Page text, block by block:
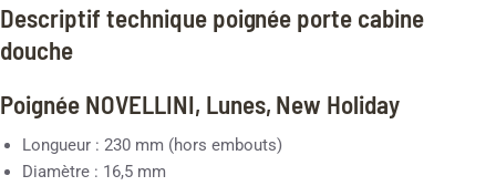
Descriptif technique poignée porte cabine
douche
Poignée NOVELLINI, Lunes, New Holiday
Longueur : 230 mm (hors embouts)
Diamètre : 16,5 mm